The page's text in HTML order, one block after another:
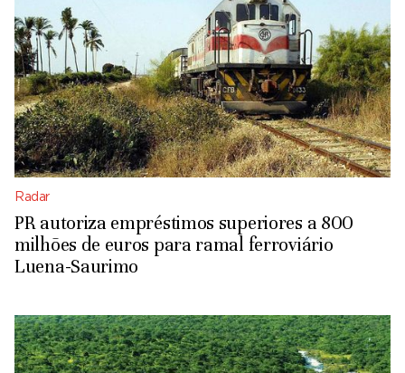
Radar
PR autoriza empréstimos superiores a 800
milhões de euros para ramal ferroviário
Luena-Saurimo